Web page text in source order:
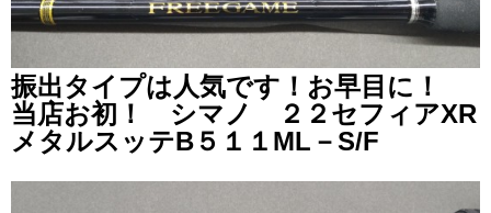
振出タイプは人気です！お早目に！
当店お初！ シマノ ２２セフィアXR
メタルスッテB５１１ML－S/F